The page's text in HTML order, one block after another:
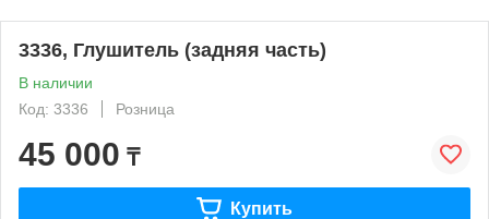
3336, Глушитель (задняя часть)
В наличии
Код: 3336
Розница
45 000 ₸
Купить